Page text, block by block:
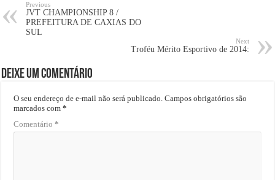
Previous
JVT CHAMPIONSHIP 8 /
PREFEITURA DE CAXIAS DO
SUL
Next
Troféu Mérito Esportivo de 2014:
Deixe um comentário
O seu endereço de e-mail não será publicado. Campos obrigatórios são
marcados com*
Comentário*